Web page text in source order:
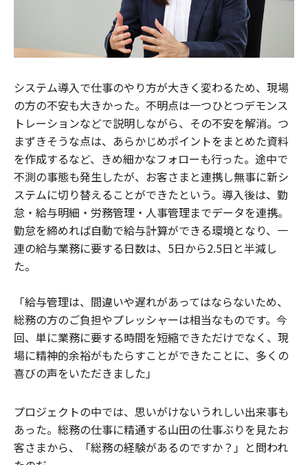
システム導入で仕事のやり方が大きく変わるため、現場
の方の不安も大きかった。不明点は一つひとつデモンス
トレーションなどで説明しながら、その不安を解消。つ
まずきそうな点は、あらかじめポイントをまとめた資料
を作成するなど、きめ細かなフォローも行った。途中で
不測の事態も発生したが、お客さまと連携し無事に新シ
ステムに切り替えることができたという。導入後は、勤
怠・給与明細・労務管理・人事管理までデータを連携。
勤怠を締めれば自動で給与計算ができる環境となり、一
連の給与業務に要する日数は、5日から2.5日と半減し
た。
「給与管理は、間違いや遅れがあってはならないため、
総務の方のご負担やプレッシャーは相当なものです。今
回、単に業務に要する時間を短縮できただけでなく、現
場に精神的余裕がもたらすことができたことに、多くの
喜びの声をいただきました」
プロジェクトの中では、思いがけないうれしい出来事も
あった。総務の仕事に精通する山田の仕事ぶりを見たお
客さまから、「総務の経験があるのですか？」と問われ